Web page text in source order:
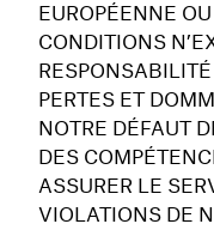
EUROPÉENNE
CONDITIONS
PERTES ET
NOTRE DÉFAUT
DES
ASSURER LE
VIOLATIONS DE